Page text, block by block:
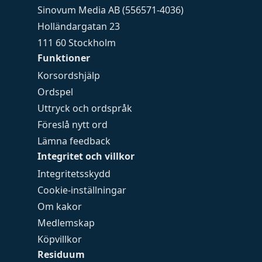
Funktioner
Korsordshjälp
Ordspel
Uttryck och ordspråk
Föreslå nytt ord
Lämna feedback
Integritet och villkor
Integritetsskydd
Cookie-inställningar
Om kakor
Medlemskap
Köpvillkor
Residuum
Sinovum Media AB (556571-4036)
Holländargatan 23
111 60 Stockholm